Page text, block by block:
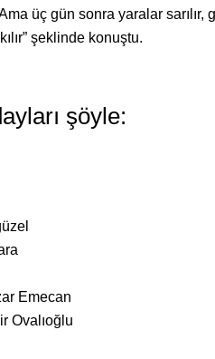
üç gün sonra yaralar
şeklinde konuştu.
şöyle:
Emecan
Ovalıoğlu